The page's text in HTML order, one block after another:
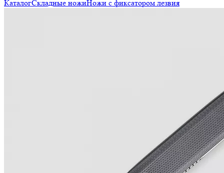
КаталогСкладные ножиНожи с фиксатором лезвия